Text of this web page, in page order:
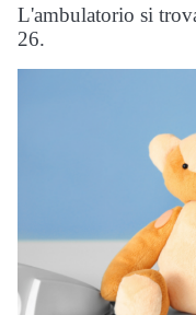
L'ambulatorio si
26.